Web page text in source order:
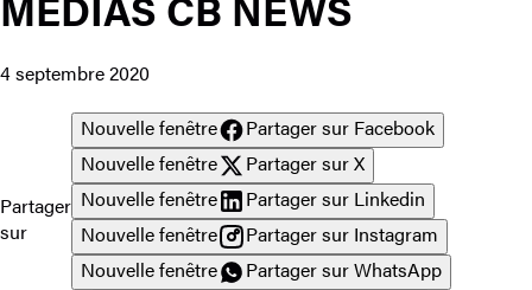
4 septembre 2020
Partager
sur
Nouvelle fenêtre
Partager sur Facebook
Nouvelle fenêtre
Partager sur X
Nouvelle fenêtre
Partager sur Linkedin
Nouvelle fenêtre
Partager sur Instagram
Nouvelle fenêtre
Partager sur WhatsApp